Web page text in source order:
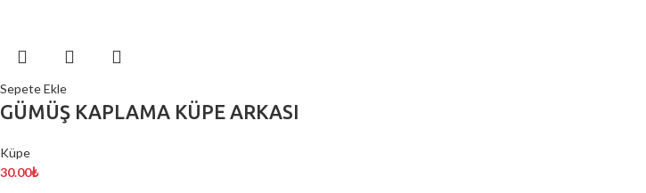
Sepete Ekle
GÜMÜŞ KAPLAMA KÜPE ARKASI
Küpe
30.00₺